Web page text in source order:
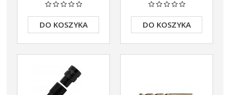
DO KOSZYKA DO KOSZYKA